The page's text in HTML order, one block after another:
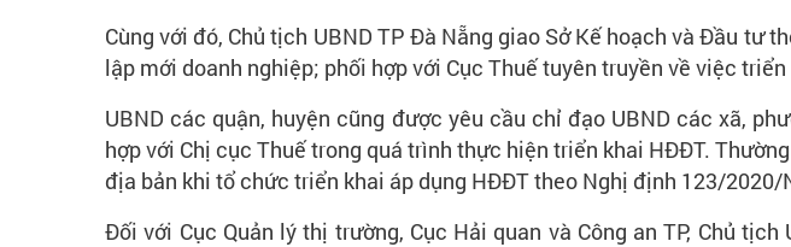
Cùng với đó, Chủ tịch UBND TP Đà Nẵng giao Sở Kế hoạch và Đầu tư
lập mới doanh nghiệp; phối hợp với Cục Thuế tuyên truyền về việc
UBND các quận, huyện cũng được yêu cầu chỉ đạo UBND các xã,
hợp với Chị cục Thuế trong quá trình thực hiện triển khai HĐĐT.
địa bản khi tổ chức triển khai áp dụng HĐĐT theo Nghị định 123/2020/
Đối với Cục Quản lý thị trường, Cục Hải quan và Công an TP, Chủ